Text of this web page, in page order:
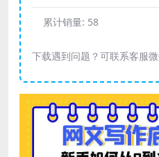
累计销量: 58
下载遇到问题？可联系客服